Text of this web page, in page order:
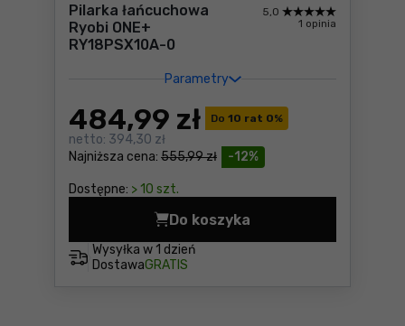
Pilarka łańcuchowa
Ryobi ONE+
RY18PSX10A-0
Parametry
5,0
1 opinia
Do 10 rat 0%
-12%
Najniższa cena: 555,99 zł
484,99 zł
netto: 394,30 zł
Dostępne: > 10 szt.
Wysyłka w 1 dzień
DostawaGRATIS
Do koszyka
Pilarka łańcuchowa Ryobi